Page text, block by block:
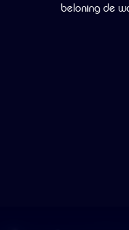
beloning de